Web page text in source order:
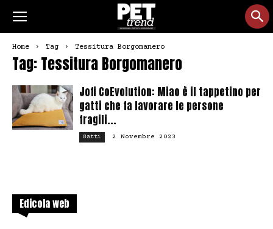
Home Tag Tessitura Borgomanero
Tag: Tessitura Borgomanero
Jofi CoEvolution: Miao è il tappetino per
gatti che fa lavorare le persone
fragili...
Gatti 2 Novembre 2023
Edicola web